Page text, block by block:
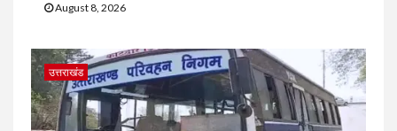
August 8, 2026
उत्तराखंड